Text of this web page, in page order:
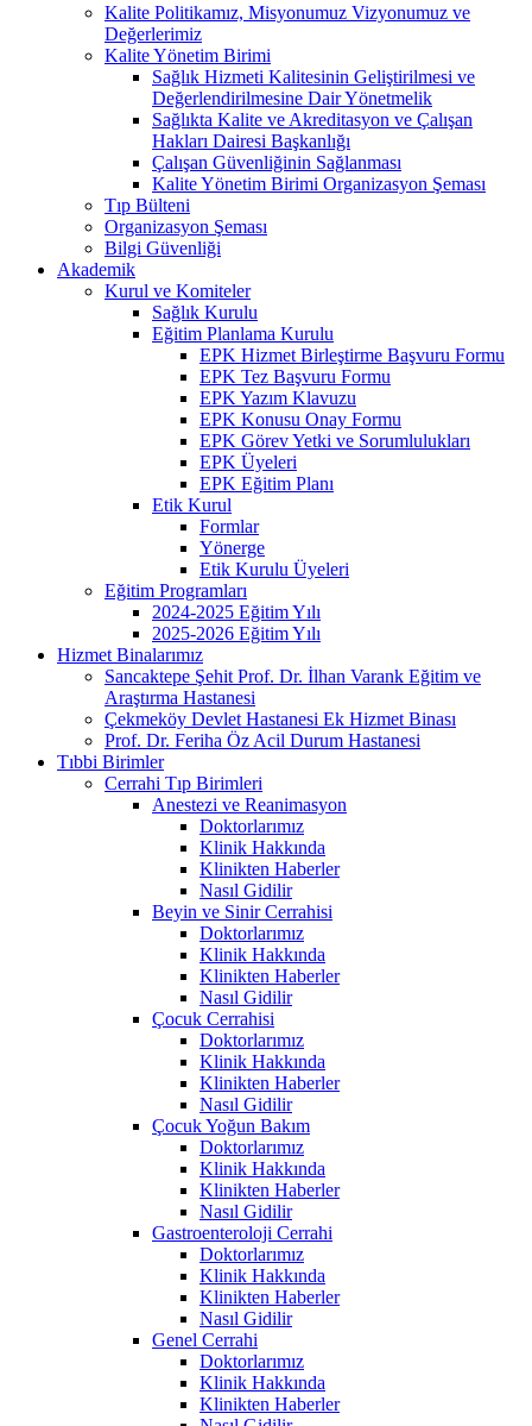
Kalite Politikamız, Misyonumuz Vizyonumuz ve
Değerlerimiz
Kalite Yönetim Birimi
Sağlık Hizmeti Kalitesinin Geliştirilmesi ve
Değerlendirilmesine Dair Yönetmelik
Sağlıkta Kalite ve Akreditasyon ve Çalışan
Hakları Dairesi Başkanlığı
Çalışan Güvenliğinin Sağlanması
Kalite Yönetim Birimi Organizasyon Şeması
Tıp Bülteni
Organizasyon Şeması
Bilgi Güvenliği
Akademik
Kurul ve Komiteler
Sağlık Kurulu
Eğitim Planlama Kurulu
EPK Hizmet Birleştirme Başvuru Formu
EPK Tez Başvuru Formu
EPK Yazım Klavuzu
EPK Konusu Onay Formu
EPK Görev Yetki ve Sorumlulukları
EPK Üyeleri
EPK Eğitim Planı
Etik Kurul
Formlar
Yönerge
Etik Kurulu Üyeleri
Eğitim Programları
2024-2025 Eğitim Yılı
2025-2026 Eğitim Yılı
Hizmet Binalarımız
Sancaktepe Şehit Prof. Dr. İlhan Varank Eğitim ve
Araştırma Hastanesi
Çekmeköy Devlet Hastanesi Ek Hizmet Binası
Prof. Dr. Feriha Öz Acil Durum Hastanesi
Tıbbi Birimler
Cerrahi Tıp Birimleri
Anestezi ve Reanimasyon
Doktorlarımız
Klinik Hakkında
Klinikten Haberler
Nasıl Gidilir
Beyin ve Sinir Cerrahisi
Doktorlarımız
Klinik Hakkında
Klinikten Haberler
Nasıl Gidilir
Çocuk Cerrahisi
Doktorlarımız
Klinik Hakkında
Klinikten Haberler
Nasıl Gidilir
Çocuk Yoğun Bakım
Doktorlarımız
Klinik Hakkında
Klinikten Haberler
Nasıl Gidilir
Gastroenteroloji Cerrahi
Doktorlarımız
Klinik Hakkında
Klinikten Haberler
Nasıl Gidilir
Genel Cerrahi
Doktorlarımız
Klinik Hakkında
Klinikten Haberler